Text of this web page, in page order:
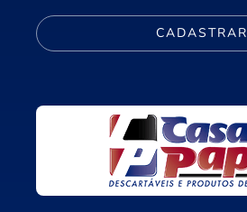
CADASTRAR